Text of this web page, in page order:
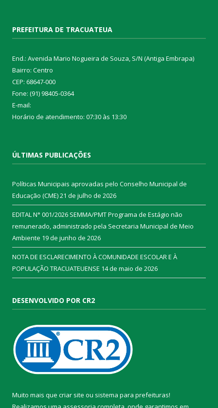
PREFEITURA DE TRACUATEUA
End.: Avenida Mario Nogueira de Souza, S/N (Antiga Embrapa)
Bairro: Centro
CEP: 68647-000
Fone: (91) 98405-0364
E-mail:
Horário de atendimento: 07:30 às 13:30
ÚLTIMAS PUBLICAÇÕES
Políticas Municipais aprovadas pelo Conselho Municipal de
Educação (CME)21 de julho de 2026
EDITAL N° 001/2026 SEMMA/PMT Programa de Estágio não
remunerado, administrado pela Secretaria Municipal de Meio
Ambiente 19 de junho de 2026
NOTA DE ESCLARECIMENTO À COMUNIDADE ESCOLAR E À
POPULAÇÃO TRACUATEUENSE 14 de maio de 2026
DESENVOLVIDO POR CR2
Muito mais que criar site ou sistema para prefeituras!